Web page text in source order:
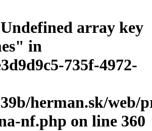
array key
in
735f-4972-
herman.sk/web/
nf.php on line 360